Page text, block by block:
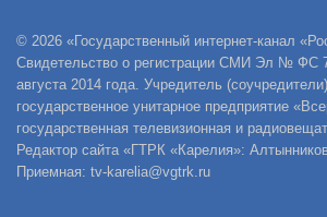
© 2026 «Государственный интернет-канал
Свидетельство о регистрации СМИ Эл № ФС
августа 2014 года. Учредитель
государственное унитарное предприятие
государственная телевизионная и
Редактор сайта «ГТРК «Карелия»:
Приемная: tv-karelia@vgtrk.ru